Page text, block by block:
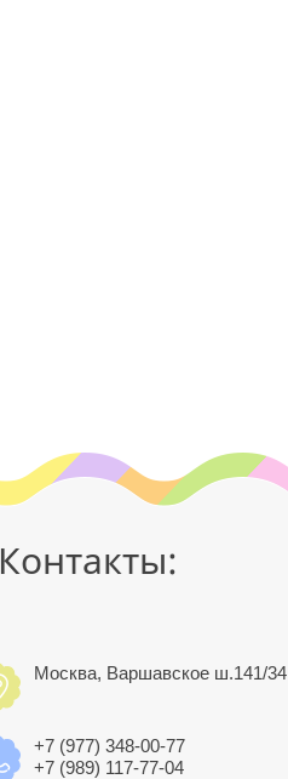
Контакты:
Москва, Варшавское ш.141/34
+7 (977) 348-00-77
+7 (989) 117-77-04